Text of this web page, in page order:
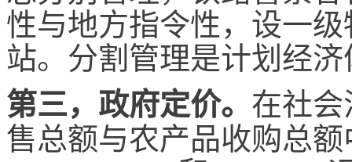
性与地方指令性，设一
站。分割管理是计划经
第三，政府定价。 在社
售总额与农产品收购总